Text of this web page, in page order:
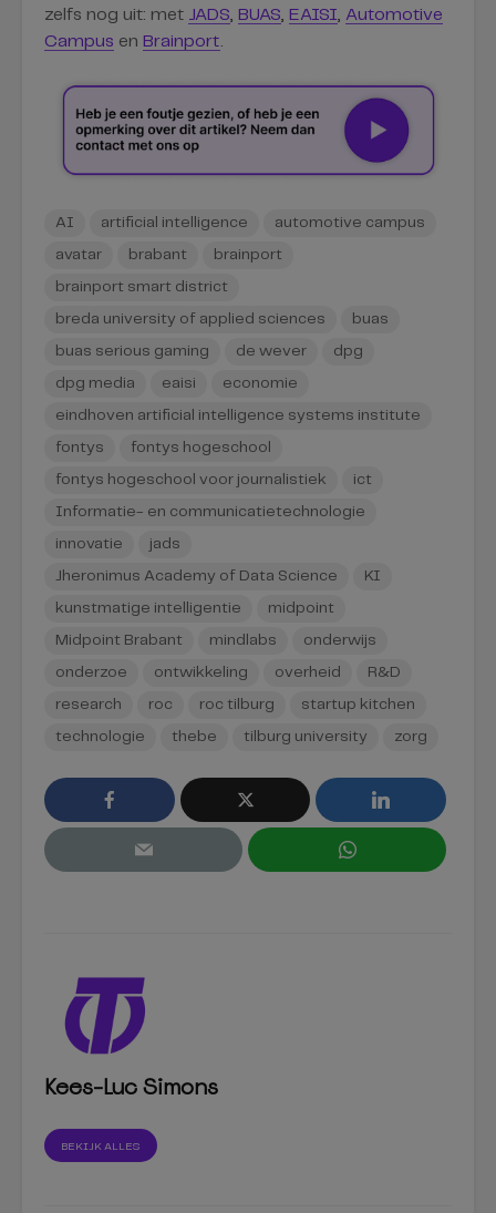
zelfs nog uit: met JADS, BUAS, EAISI, Automotive
Campus en Brainport.
AI artificial intelligence automotive campus
avatar brabant brainport
brainport smart district
breda university of applied sciences buas
buas serious gaming de wever dpg
dpg media eaisi economie
eindhoven artificial intelligence systems institute
fontys fontys hogeschool
fontys hogeschool voor journalistiek ict
Informatie- en communicatietechnologie
innovatie jads
Jheronimus Academy of Data Science KI
kunstmatige intelligentie midpoint
Midpoint Brabant mindlabs onderwijs
onderzoe ontwikkeling overheid R&D
research roc roc tilburg startup kitchen
technologie thebe tilburg university zorg
Kees-Luc Simons
BEKIJK ALLES